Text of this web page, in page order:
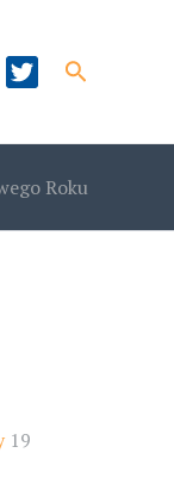
Szukaj
Roku
19